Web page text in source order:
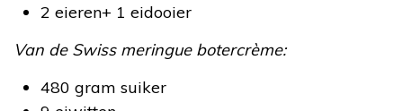
2 eieren+ 1 eidooier
Van de Swiss meringue botercrème:
480 gram suiker